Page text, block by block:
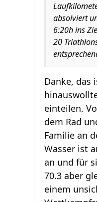
absolviert
6:20h ins
20
Danke, das
einteilen.
dem Rad
Familie an
Wasser ist
an und für
70.3 aber
einem